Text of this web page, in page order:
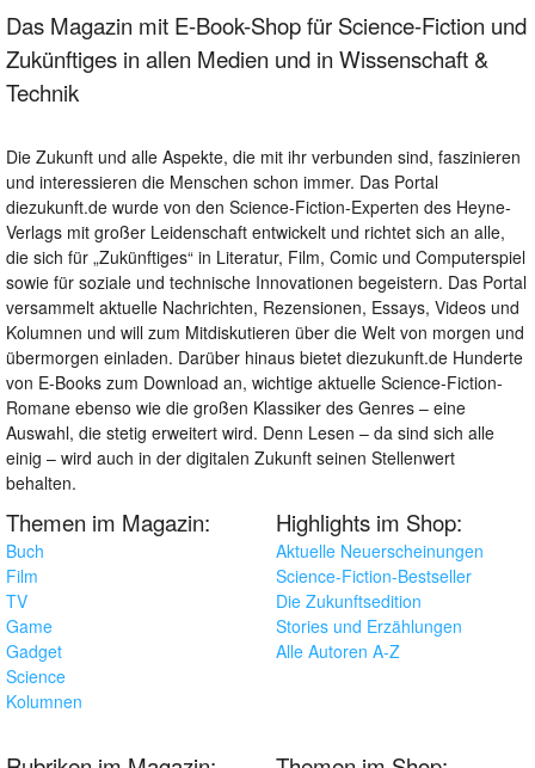
Das Magazin mit E-Book-Shop für Science-Fiction und
Zukünftiges in allen Medien und in Wissenschaft &
Technik
Die Zukunft und alle Aspekte, die mit ihr verbunden sind, faszinieren
und interessieren die Menschen schon immer. Das Portal
diezukunft.de wurde von den Science-Fiction-Experten des Heyne-
Verlags mit großer Leidenschaft entwickelt und richtet sich an alle,
die sich für „Zukünftiges“ in Literatur, Film, Comic und Computerspiel
sowie für soziale und technische Innovationen begeistern. Das Portal
versammelt aktuelle Nachrichten, Rezensionen, Essays, Videos und
Kolumnen und will zum Mitdiskutieren über die Welt von morgen und
übermorgen einladen. Darüber hinaus bietet diezukunft.de Hunderte
von E-Books zum Download an, wichtige aktuelle Science-Fiction-
Romane ebenso wie die großen Klassiker des Genres – eine
Auswahl, die stetig erweitert wird. Denn Lesen – da sind sich alle
einig – wird auch in der digitalen Zukunft seinen Stellenwert
behalten.
Themen im Magazin:
Buch
Film
TV
Game
Gadget
Science
Kolumnen
Highlights im Shop:
Aktuelle Neuerscheinungen
Science-Fiction-Bestseller
Die Zukunftsedition
Stories und Erzählungen
Alle Autoren A-Z